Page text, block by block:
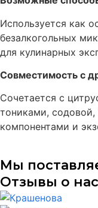
Используется как
безалкогольных
для кулинарных
Совместимость с
Сочетается с
тониками,
компонентами и
Мы
Отзывы о нас